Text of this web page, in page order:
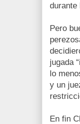
durante
Pero
jugada
lo
y un
En fin